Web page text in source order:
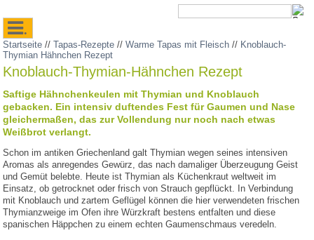
.
Startseite //Tapas-Rezepte //Warme Tapas mit Fleisch // Knoblauch-
Thymian Hähnchen Rezept
Knoblauch-Thymian-Hähnchen Rezept
Saftige Hähnchenkeulen mit Thymian und Knoblauch
gebacken. Ein intensiv duftendes Fest für Gaumen und Nase
gleichermaßen, das zur Vollendung nur noch nach etwas
Weißbrot verlangt.
Schon im antiken Griechenland galt Thymian wegen seines intensiven
Aromas als anregendes Gewürz, das nach damaliger Überzeugung Geist
und Gemüt belebte. Heute ist Thymian als Küchenkraut weltweit im
Einsatz, ob getrocknet oder frisch von Strauch gepflückt. In Verbindung
mit Knoblauch und zartem Geflügel können die hier verwendeten frischen
Thymianzweige im Ofen ihre Würzkraft bestens entfalten und diese
spanischen Häppchen zu einem echten Gaumenschmaus veredeln.